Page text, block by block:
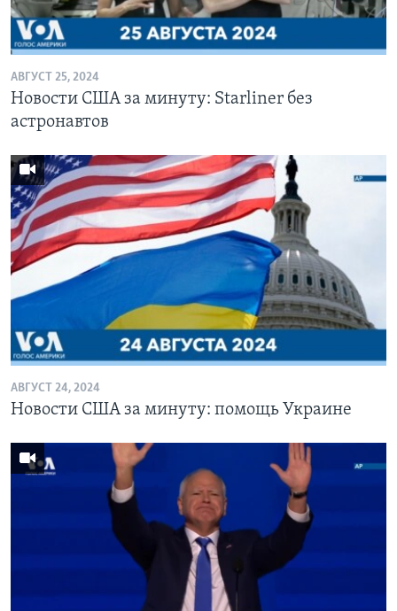
Learning English
СОЦИАЛЬНЫЕ СЕТИ
Языки
АВГУСТ 25, 2024
Новости США за минуту: Starliner без
астронавтов
АВГУСТ 24, 2024
Новости США за минуту: помощь Украине